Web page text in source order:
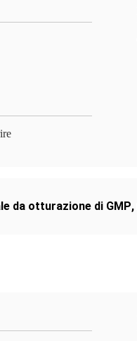
da otturazione di GMP,